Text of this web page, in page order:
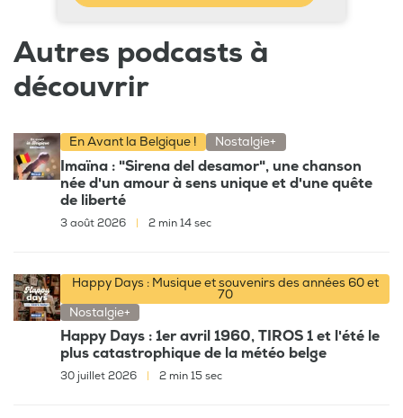
Autres podcasts à
découvrir
En Avant la Belgique ! Nostalgie+
Imaïna : "Sirena del desamor", une chanson
née d'un amour à sens unique et d'une quête
de liberté
3 août 2026 2 min 14 sec
Happy Days : Musique et souvenirs des années 60 et
70
Nostalgie+
Happy Days : 1er avril 1960, TIROS 1 et l'été le
plus catastrophique de la météo belge
30 juillet 2026 2 min 15 sec